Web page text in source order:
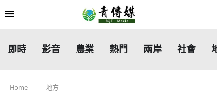
即時 影音 農業 熱門 兩岸 社會
Home 地方